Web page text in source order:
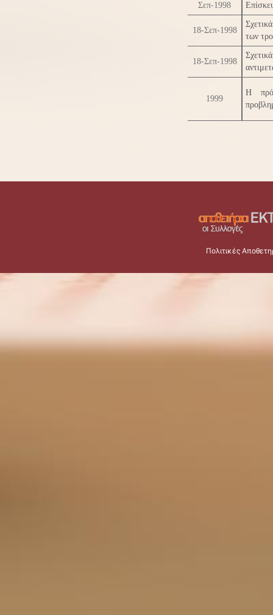
Σεπ-1998
18-Σεπ-1998
των
18-Σεπ-1998
1999
Η